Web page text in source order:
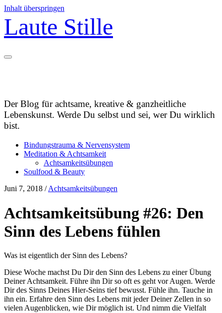
Inhalt überspringen
Laute Stille
Der Blog für achtsame, kreative & ganzheitliche
Lebenskunst. Werde Du selbst und sei, wer Du wirklich
bist.
Bindungstrauma & Nervensystem
Meditation & Achtsamkeit
Achtsamkeitsübungen
Soulfood & Beauty
Juni 7, 2018 /Achtsamkeitsübungen
Achtsamkeitsübung #26: Den
Sinn des Lebens fühlen
Was ist eigentlich der Sinn des Lebens?
Diese Woche machst Du Dir den Sinn des Lebens zu einer Übung
Deiner Achtsamkeit. Führe ihn Dir so oft es geht vor Augen. Werde
Dir des Sinns Deines Hier-Seins tief bewusst. Fühle ihn. Tauche in
ihn ein. Erfahre den Sinn des Lebens mit jeder Deiner Zellen in so
vielen Augenblicken, wie Dir möglich ist. Und nimm die Vielfalt